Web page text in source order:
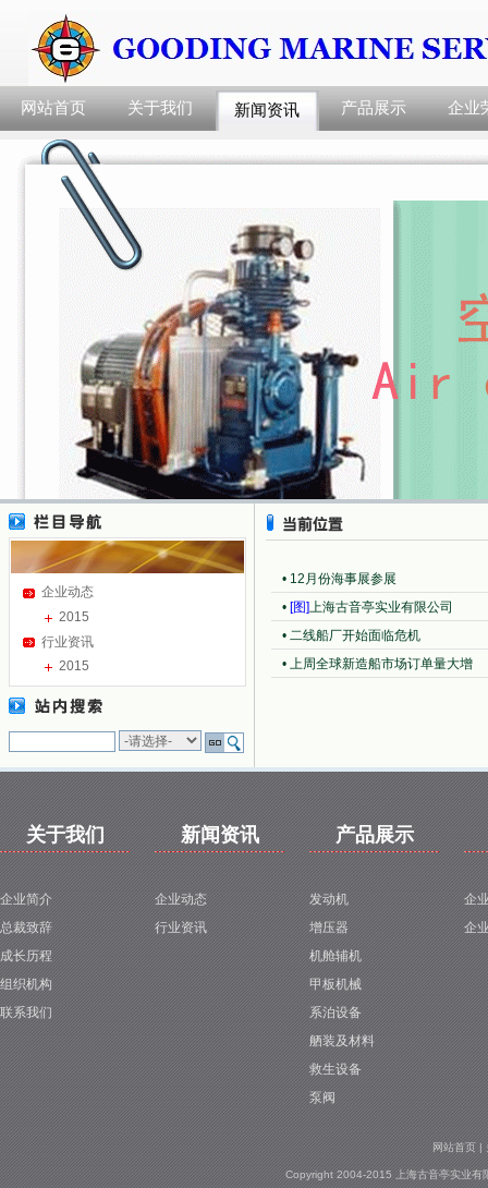
网站首页 关于我们 新闻资讯 产品展示 企业
企业动态
2015
行业资讯
2015
• 12月份海事展参展
• [图]上海古音亭实业有限公司
• 二线船厂开始面临危机
• 上周全球新造船市场订单量大增
关于我们
企业简介
总裁致辞
成长历程
组织机构
联系我们
新闻资讯
企业动态
行业资讯
产品展示
发动机
增压器
机舱辅机
甲板机械
系泊设备
舾装及材料
救生设备
泵阀
企
企
网站首页|
Copyright 2004-2015 上海古音亭实业有